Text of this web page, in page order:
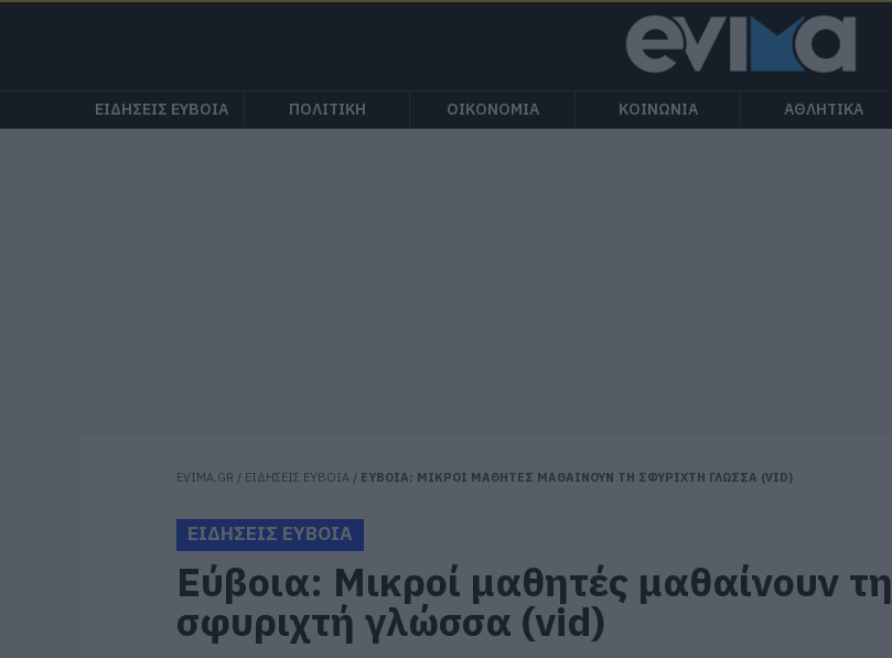
ΕΙΔΗΣΕΙΣ ΕΥΒΟΙΑ ΠΟΛΙΤΙΚΗ ΟΙΚΟΝΟΜΙΑ ΚΟΙΝΩΝΙΑ ΑΘΛΗΤΙΚΑ
EVIMA.GR / ΕΙΔΗΣΕΙΣ ΕΥΒΟΙΑ / ΕΥΒΟΙΑ: ΜΙΚΡΟΙ ΜΑΘΗΤΕΣ ΜΑΘΑΙΝΟΥΝ ΤΗ ΣΦΥΡΙΧΤΗ ΓΛΩΣΣΑ (VID)
ΕΙΔΗΣΕΙΣ ΕΥΒΟΙΑ
Εύβοια: Μικροί μαθητές μαθαίνουν τη
σφυριχτή γλώσσα (vid)